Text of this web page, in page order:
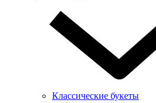
Классические букеты